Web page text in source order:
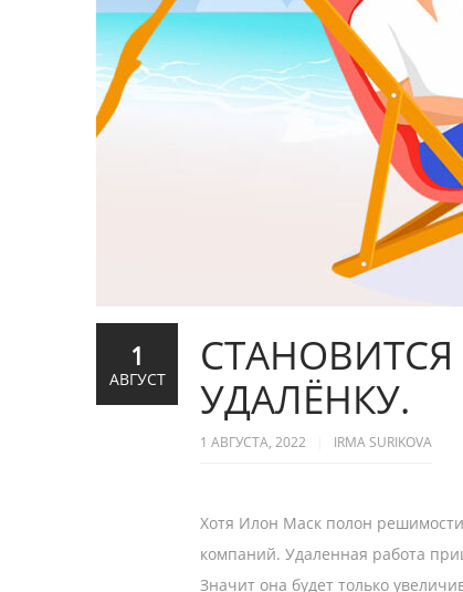
УДАЛЁНКУ.
1 АВГУСТА, 2022 IRMA SURIKOVA
Хотя Илон Маск полон решимости
компаний. Удаленная работа
Значит она будет только
1
АВГУСТ